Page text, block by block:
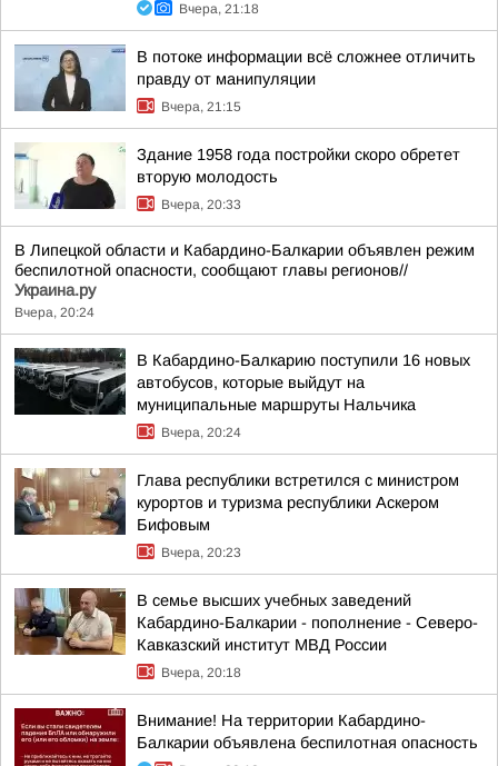
Вчера, 21:18
В потоке информации всё сложнее отличить
правду от манипуляции
Вчера, 21:15
Здание 1958 года постройки скоро обретет
вторую молодость
Вчера, 20:33
В Липецкой области и Кабардино-Балкарии объявлен режим
беспилотной опасности, сообщают главы регионов//
Украина.ру
Вчера, 20:24
В Кабардино-Балкарию поступили 16 новых
автобусов, которые выйдут на
муниципальные маршруты Нальчика
Вчера, 20:24
Глава республики встретился с министром
курортов и туризма республики Аскером
Бифовым
Вчера, 20:23
В семье высших учебных заведений
Кабардино-Балкарии - пополнение - Северо-
Кавказский институт МВД России
Вчера, 20:18
Внимание! На территории Кабардино-
Балкарии объявлена беспилотная опасность